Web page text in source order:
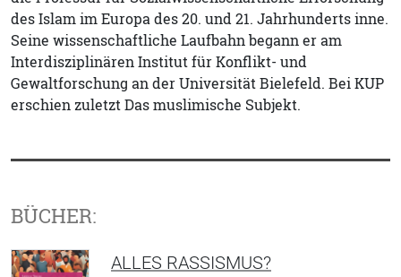
des Islam im Europa des 20. und 21. Jahrhunderts inne.
Seine wissenschaftliche Laufbahn begann er am
Interdisziplinären Institut für Konflikt- und
Gewaltforschung an der Universität Bielefeld. Bei KUP
erschien zuletzt Das muslimische Subjekt.
BÜCHER:
ALLES RASSISMUS?